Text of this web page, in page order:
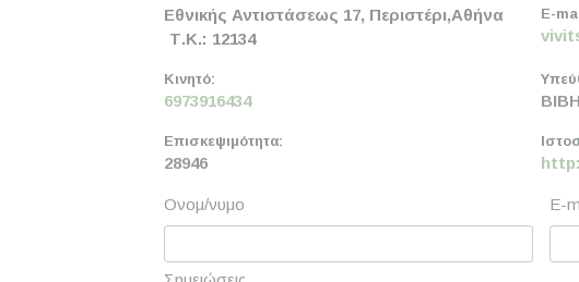
Ονομ/νυμο E-
Εθνικής Αντιστάσεως 17, Περιστέρι,Αθήνα
Τ.Κ.: 12134
Κινητό:
6973916434
E-
Επισκεψιμότητα:
28946